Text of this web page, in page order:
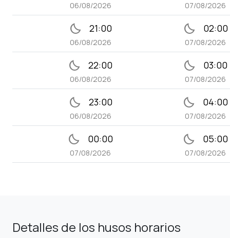
06/08/2026 07/08/2026
bedtime 21:00
06/08/2026
bedtime 02:00
07/08/2026
bedtime 22:00
06/08/2026
bedtime 03:00
07/08/2026
bedtime 23:00
06/08/2026
bedtime 04:00
07/08/2026
bedtime 00:00
07/08/2026
bedtime 05:00
07/08/2026
Detalles de los husos horarios